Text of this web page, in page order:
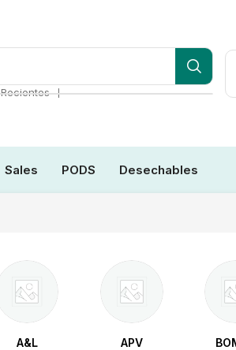
Recientes ❘
Sales PODS Desechables
A&L APV